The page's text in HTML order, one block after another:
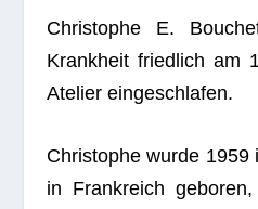
Chris­to­phe E.
Krank­heit fried­lich am
Ate­lier eingeschlafen.
Chris­to­phe wurde 1959
in Frank­reich